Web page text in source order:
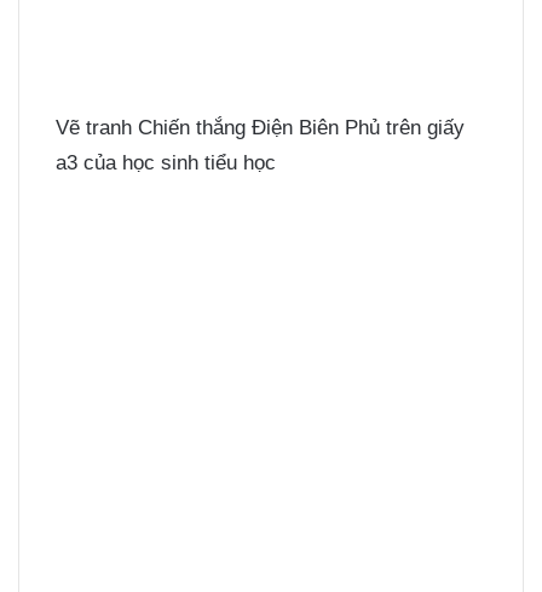
Vẽ tranh Chiến thắng Điện Biên Phủ trên giấy
a3 của học sinh tiểu học